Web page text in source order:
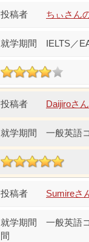
ちぃさん
IELTS／
Daijiroさ
一般英語
Sumireさ
一般英語
間